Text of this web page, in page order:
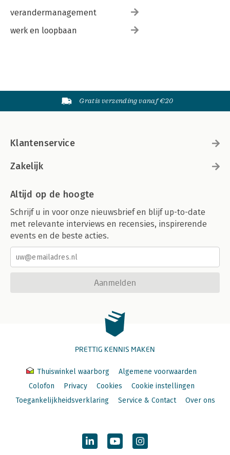
verandermanagement
werk en loopbaan
Gratis verzending vanaf €20
Klantenservice
Zakelijk
Altijd op de hoogte
Schrijf u in voor onze nieuwsbrief en blijf up-to-date
met relevante interviews en recensies, inspirerende
events en de beste acties.
Aanmelden
PRETTIG KENNIS MAKEN
Thuiswinkel waarborg
Algemene voorwaarden
Colofon
Privacy Cookies
Cookie instellingen
Toegankelijkheidsverklaring
Service & Contact Over ons